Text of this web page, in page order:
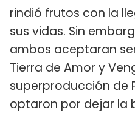
rindió frutos con la
sus vidas. Sin
ambos aceptaran
Tierra de Amor y
superproducción de
optaron por dejar la